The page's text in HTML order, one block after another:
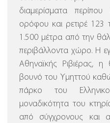
διαμερίσματα
ορόφου και ρετιρέ
1.500 μέτρα από την
περιβάλλοντα χώρο. Η
Αθηναϊκής Ριβιέρας,
βουνό του Υμηττού
πάρκο του
μοναδικότητα του
από σύγχρονους και